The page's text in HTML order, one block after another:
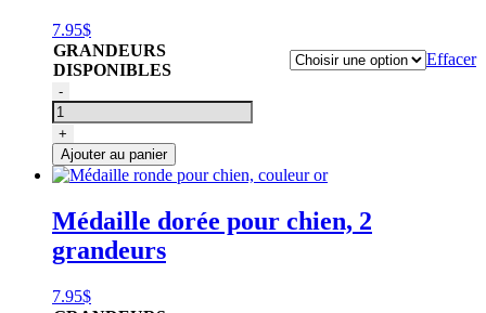
7.95$
GRANDEURS
DISPONIBLES
Effacer
quantité
de
Médaille
ronde
pour
chien,
noir
-
+
Ajouter au panier
Médaille dorée pour chien, 2
grandeurs
7.95$